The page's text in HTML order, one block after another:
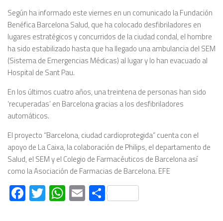
Según ha informado este viernes en un comunicado la Fundación
Benéfica Barcelona Salud, que ha colocado desfibriladores en
lugares estratégicos y concurridos de la ciudad condal, el hombre
ha sido estabilizado hasta que ha llegado una ambulancia del SEM
(Sistema de Emergencias Médicas) al lugar y lo han evacuado al
Hospital de Sant Pau.
En los últimos cuatro años, una treintena de personas han sido
‘recuperadas’ en Barcelona gracias a los desfibriladores
automáticos.
El proyecto “Barcelona, ciudad cardioprotegida” cuenta con el
apoyo de La Caixa, la colaboración de Philips, el departamento de
Salud, el SEM y el Colegio de Farmacéuticos de Barcelona así
como la Asociación de Farmacias de Barcelona. EFE
Facebook
Twitter
WhatsApp
EmailCompartir